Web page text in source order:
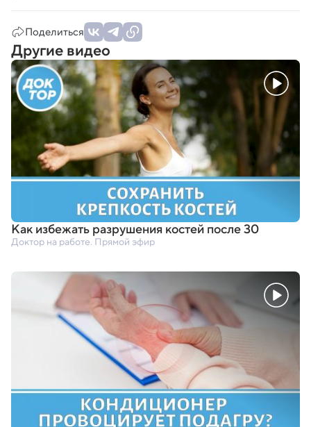
Поделиться
Другие видео
Как избежать разрушения костей после 30
Доктор на работе. Прямой эфир